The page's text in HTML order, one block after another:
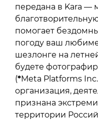
передана в Kara —
помогает
погоду ваш
шезлонге на
будете
(*Meta Platforms
организация,
признана
территории